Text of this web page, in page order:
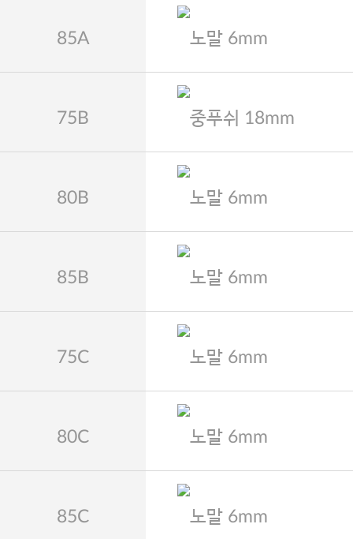
85A 노말 6mm
75B 중푸쉬 18mm
80B 노말 6mm
85B 노말 6mm
75C 노말 6mm
80C 노말 6mm
85C 노말 6mm